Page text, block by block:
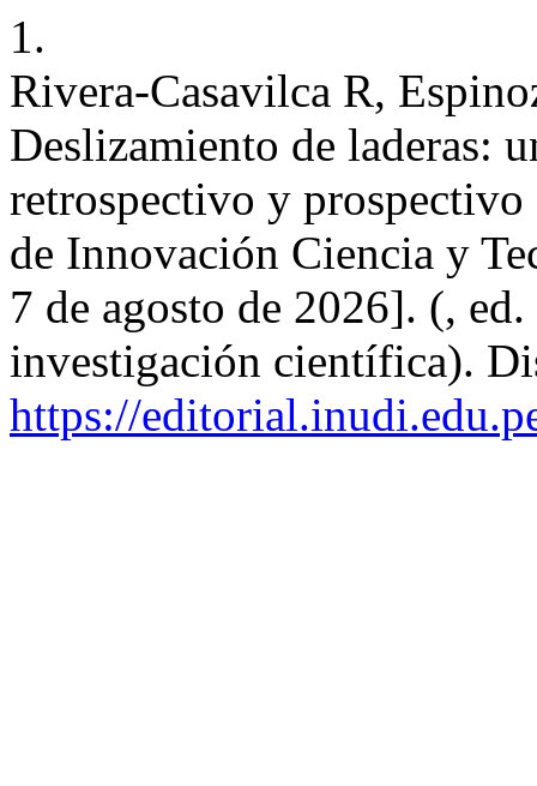
1.
Rivera-Casavilca R,
Deslizamiento de laderas:
retrospectivo y
de Innovación Ciencia y
7 de agosto de 2026]. (,
investigación científica).
https://